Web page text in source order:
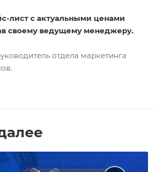
лист с актуальными ценами
своему ведущему менеджеру.
отдела маркетинга